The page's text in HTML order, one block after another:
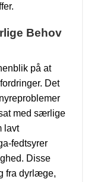
Behov
på at
Det
med særlige
lavt
fedtsyrer
Disse
fra dyrlæge,